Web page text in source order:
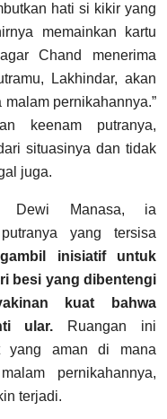
hati si kikir yang
memainkan kartu
Chand menerima
Lakhindar, akan
pernikahannya.”
keenam putranya,
situasinya dan tidak
juga.
Dewi Manasa, ia
yang tersisa
inisiatif untuk
besi yang dibentengi
kuat bahwa
ular. Ruangan ini
yang aman di mana
pernikahannya,
terjadi.